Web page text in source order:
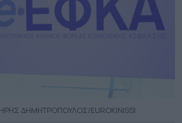
ΔΗΜΗΤΡΟΠΟΥΛΟΣ/EUROKINISSI